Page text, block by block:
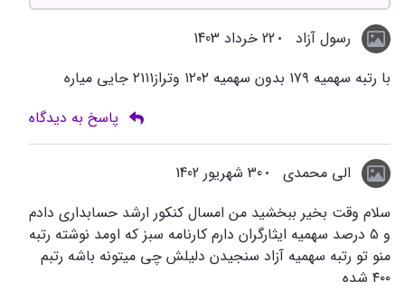
رسول آزاد
22 خرداد 1403
با رتبه سهمیه ۱۷۹ بدون سهمیه ۱۲۰۲ وتراز۲۱۱۱ جایی میاره
پاسخ به دیدگاه
الی محمدی
30 شهریور 1402
سلام وقت بخیر ببخشید من امسال کنکور ارشد حسابداری دادم
و ۵ درصد سهمیه ایثارگران دارم کارنامه سبز که اومد نوشته رتبه
منو تو رتبه سهمیه آزاد سنجیدن دلیلش چی میتونه باشه رتبم
۴۰۰ شده